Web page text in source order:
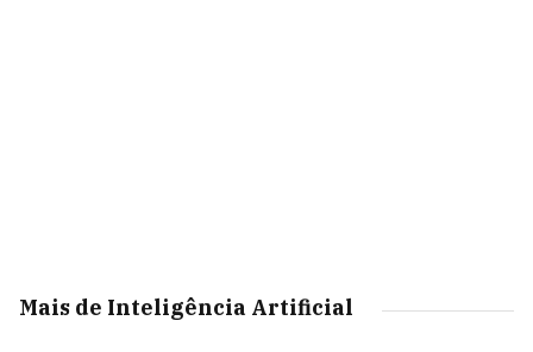
Mais de Inteligência Artificial